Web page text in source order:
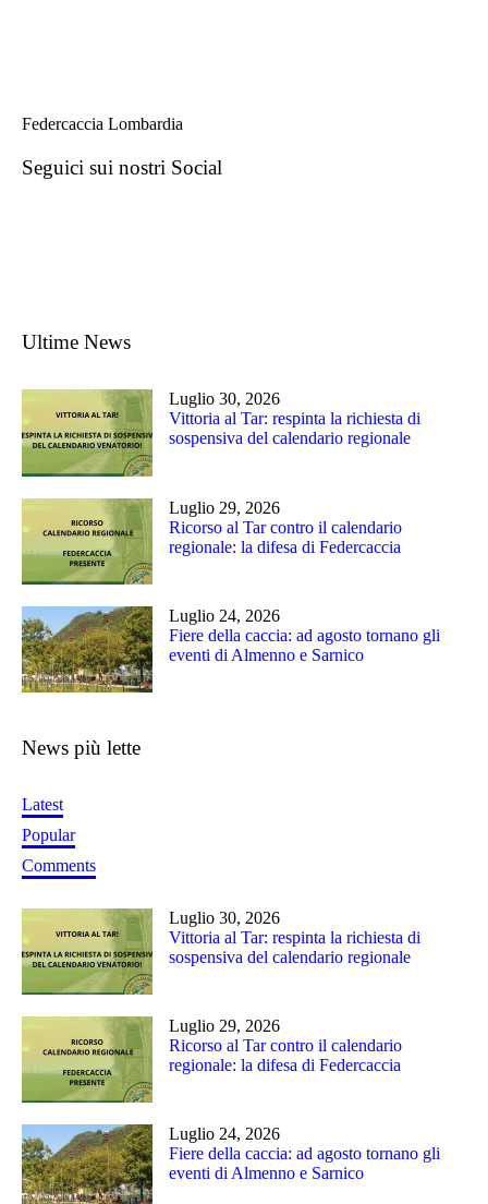
Federcaccia Lombardia
Seguici sui nostri Social
Ultime News
Luglio 30, 2026
Vittoria al Tar: respinta la richiesta di
sospensiva del calendario regionale
Luglio 29, 2026
Ricorso al Tar contro il calendario
regionale: la difesa di Federcaccia
Luglio 24, 2026
Fiere della caccia: ad agosto tornano gli
eventi di Almenno e Sarnico
News più lette
Latest
Popular
Comments
Luglio 30, 2026
Vittoria al Tar: respinta la richiesta di
sospensiva del calendario regionale
Luglio 29, 2026
Ricorso al Tar contro il calendario
regionale: la difesa di Federcaccia
Luglio 24, 2026
Fiere della caccia: ad agosto tornano gli
eventi di Almenno e Sarnico